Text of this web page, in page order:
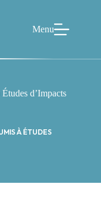
Menu
d’Impacts
À ÉTUDES